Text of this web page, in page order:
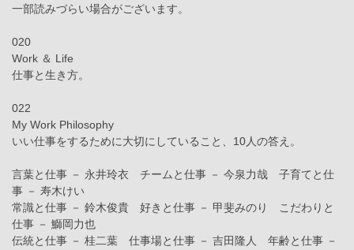
一部読みづらい場合がございます。
020
Work ＆ Life
仕事と生き方。
022
My Work Philosophy
いい仕事をするために大切にしていること、10人の答え。
言葉と仕事 － 永井玲衣 チームと仕事 － 今泉力哉 子育てと仕
事 － 寿木けい
常識と仕事 － 鈴木俊貴 好きと仕事 － 甲斐みのり こだわりと
仕事 － 鰤岡力也
伝統と仕事 － 桂二葉 仕事場と仕事 － 吉田隆人 年齢と仕事 －